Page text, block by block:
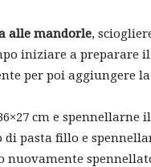
alle mandorle,
iniziare a preparare
per poi aggiungere
cm e
pasta fillo e